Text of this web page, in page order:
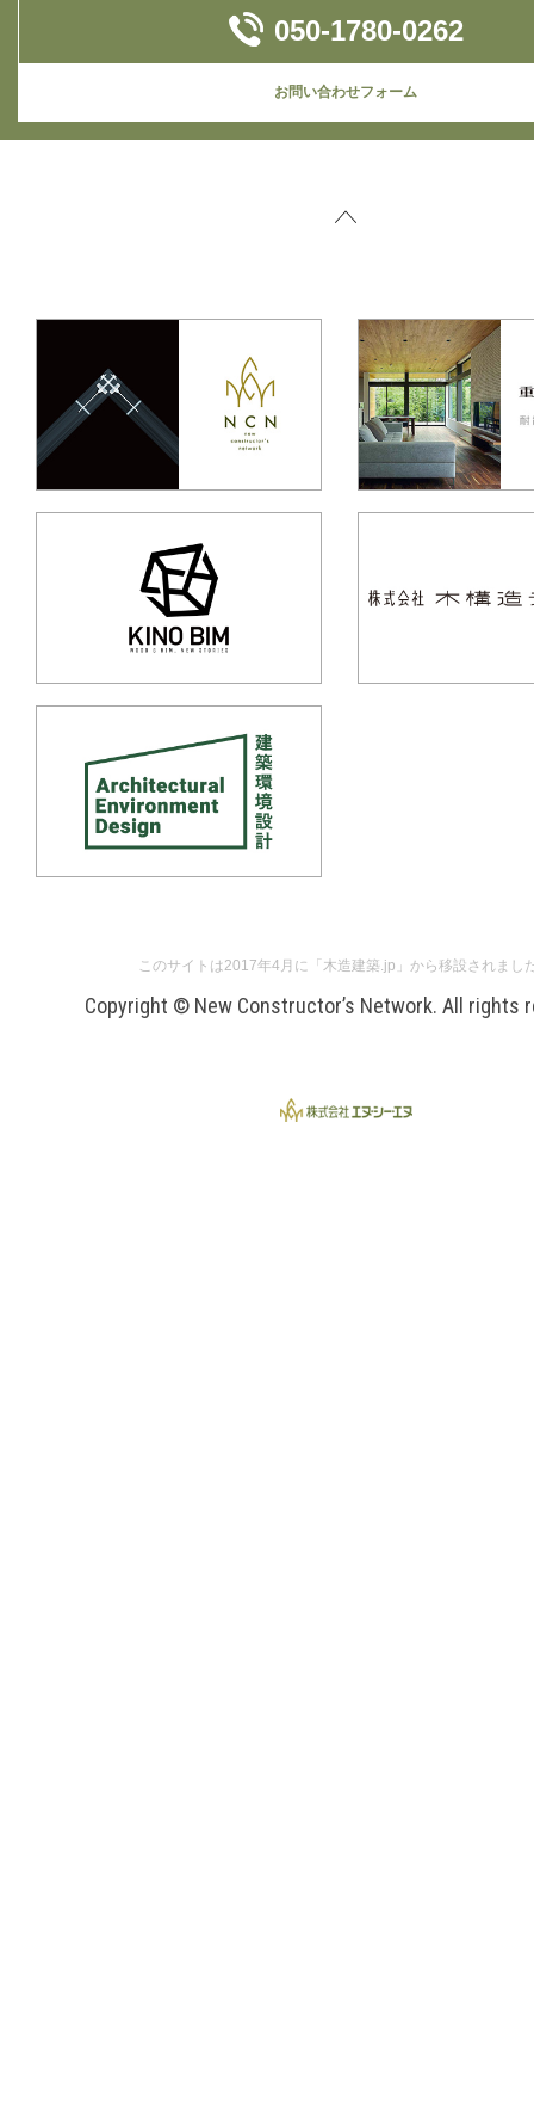
050-1780-0262
お問い合わせフォーム
このサイトは2017年4月に「木造建築.jp」から移設されまし
Copyright © New Constructor’s Network. All rights